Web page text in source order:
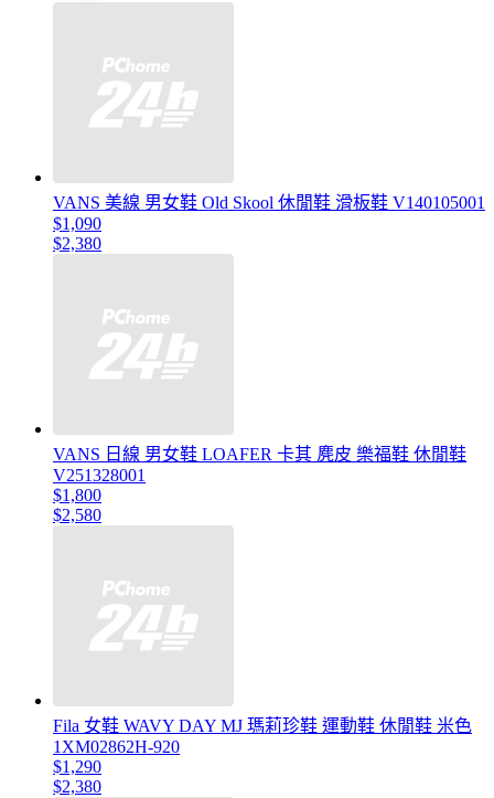
VANS 美線 男女鞋 Old Skool 休閒鞋 滑板鞋 V140105001
$1,090
$2,380
VANS 日線 男女鞋 LOAFER 卡其 麂皮 樂福鞋 休閒鞋
V251328001
$1,800
$2,580
Fila 女鞋 WAVY DAY MJ 瑪莉珍鞋 運動鞋 休閒鞋 米色
1XM02862H-920
$1,290
$2,380